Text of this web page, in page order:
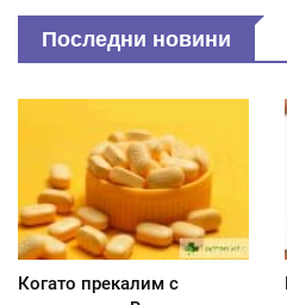
Последни новини
Когато прекалим с